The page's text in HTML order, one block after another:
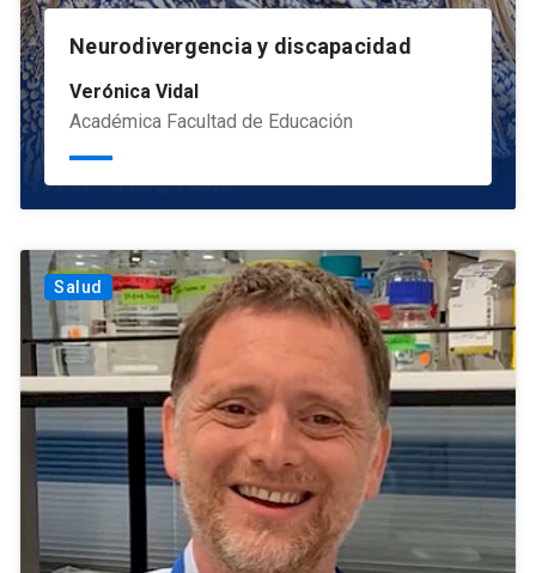
Neurodivergencia y discapacidad
Verónica Vidal
Académica Facultad de Educación
Salud